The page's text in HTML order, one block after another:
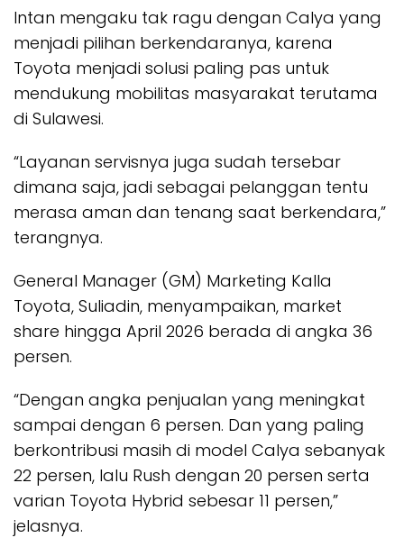
Intan mengaku tak ragu dengan Calya yang
menjadi pilihan berkendaranya, karena
Toyota menjadi solusi paling pas untuk
mendukung mobilitas masyarakat terutama
di Sulawesi.
“Layanan servisnya juga sudah tersebar
dimana saja, jadi sebagai pelanggan tentu
merasa aman dan tenang saat berkendara,”
terangnya.
General Manager (GM) Marketing Kalla
Toyota, Suliadin, menyampaikan, market
share hingga April 2026 berada di angka 36
persen.
“Dengan angka penjualan yang meningkat
sampai dengan 6 persen. Dan yang paling
berkontribusi masih di model Calya sebanyak
22 persen, lalu Rush dengan 20 persen serta
varian Toyota Hybrid sebesar 11 persen,”
jelasnya.